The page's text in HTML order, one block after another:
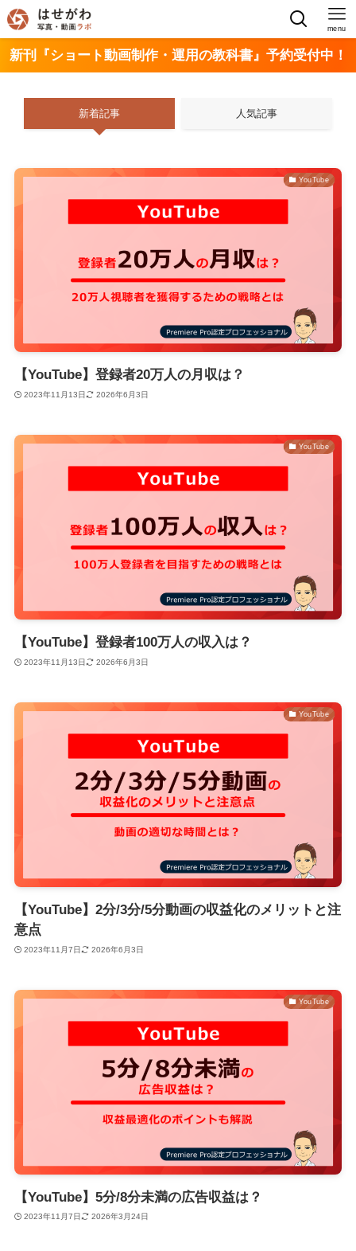
menu
新刊『ショート動画制作・運用の教科書』予約受付中！
新着記事 人気記事
YouTube
【YouTube】登録者20万人の月収は？
2023年11月13日 2026年6月3日
YouTube
【YouTube】登録者100万人の収入は？
2023年11月13日 2026年6月3日
YouTube
【YouTube】2分/3分/5分動画の収益化のメリットと注
意点
2023年11月7日 2026年6月3日
YouTube
【YouTube】5分/8分未満の広告収益は？
2023年11月7日 2026年3月24日